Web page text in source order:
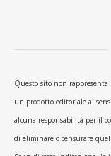
Questo sito non
un prodotto editoriale ai
alcuna responsabilità per il
di eliminare o censurare